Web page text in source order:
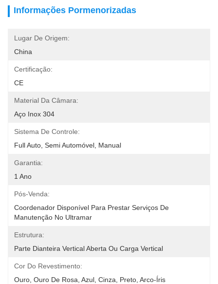
Informações Pormenorizadas
Lugar De Origem:
China
Certificação:
CE
Material Da Câmara:
Aço Inox 304
Sistema De Controle:
Full Auto, Semi Automóvel, Manual
Garantia:
1 Ano
Pós-Venda:
Coordenador Disponível Para Prestar Serviços De
Manutenção No Ultramar
Estrutura:
Parte Dianteira Vertical Aberta Ou Carga Vertical
Cor Do Revestimento:
Ouro, Ouro De Rosa, Azul, Cinza, Preto, Arco-Íris